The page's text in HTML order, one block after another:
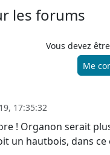
les forums
Vous devez
Me
17:35:32
! Organon serait
un hautbois, dans ce